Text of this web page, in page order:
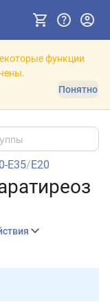
функции
Понятно
E35/E20